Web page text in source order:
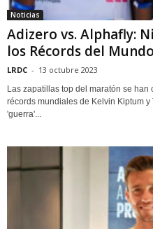
Noticias
Adizero vs. Alphafly:
los Récords del Mundo
LRDC - 13 octubre 2023
Las zapatillas top del maratón se
récords mundiales de Kelvin Kiptum
'guerra'...